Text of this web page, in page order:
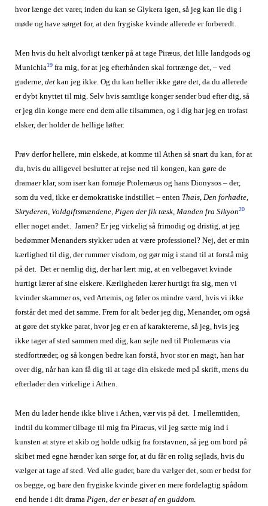
hvor længe det varer, inden du kan se Glykera igen, så jeg kan ile dig i
møde og have sørget for, at den frygiske kvinde allerede er forberedt.
Men hvis du helt alvorligt tænker på at tage Piræus, det lille landgods og
Munichia19fra mig, for at jeg efterhånden skal fortrænge det, – ved
guderne, detkan jeg ikke. Og du kan heller ikke gøre det, da du allerede
er dybt knyttet til mig. Selv hvis samtlige konger sender bud efter dig, så
er jeg din konge mere end dem alle tilsammen, og i dig har jeg en trofast
elsker, der holder de hellige løfter.
Prøv derfor hellere, min elskede, at komme til Athen så snart du kan, for at
du, hvis du alligevel beslutter at rejse ned til kongen, kan gøre de
dramaer klar, som især kan fornøje Ptolemæus og hans Dionysos – der,
som du ved, ikke er demokratiske indstillet – enten Thais, Den forhadte,
Skryderen, Voldgiftsmændene, Pigen der fik tæsk, Manden fra Sikyon20
eller noget andet. Jamen? Er jeg virkelig så frimodig og dristig, at jeg
bedømmer Menanders stykker uden at være professionel? Nej, det er min
kærlighed til dig, der rummer visdom, og gør mig i stand til at forstå mig
på det. Det er nemlig dig, der har lært mig, at en velbegavet kvinde
hurtigt lærer af sine elskere. Kærligheden lærer hurtigt fra sig, men vi
kvinder skammer os, ved Artemis, og føler os mindre værd, hvis vi ikke
forstår det med det samme. Frem for alt beder jeg dig, Menander, om også
at gøre det stykke parat, hvor jeg er en af karaktererne, så jeg, hvis jeg
ikke tager af sted sammen med dig, kan sejle ned til Ptolemæus via
stedfortræder, og så kongen bedre kan forstå, hvor stor en magt, han har
over dig, når han kan få dig til at tage din elskede med på skrift, mens du
efterlader den virkelige i Athen.
Men du lader hende ikke blive i Athen, vær vis på det. I mellemtiden,
indtil du kommer tilbage til mig fra Piraeus, vil jeg sætte mig ind i
kunsten at styre et skib og holde udkig fra forstavnen, så jeg om bord på
skibet med egne hænder kan sørge for, at du får en rolig sejlads, hvis du
vælger at tage af sted. Ved alle guder, bare du vælger det, som er bedst for
os begge, og bare den frygiske kvinde giver en mere fordelagtig spådom
end hende i dit drama Pigen, der er besat af en guddom.